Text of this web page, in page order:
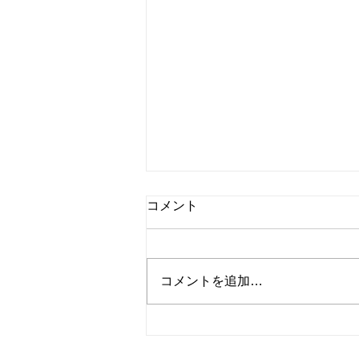
桃のチーズケーキ
コメント
コメントを追加…